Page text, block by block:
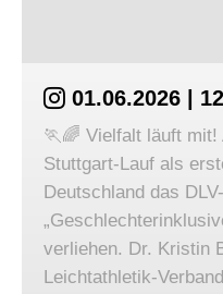
01.06.2026 |
🏃🌈 Vielfalt läuft mit!
Stuttgart-Lauf als
Deutschland das
verliehen. Dr. Kristin
Leichtathletik-